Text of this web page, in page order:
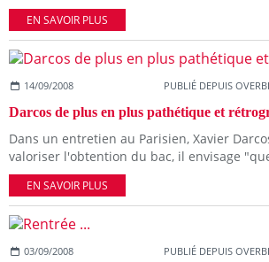
EN SAVOIR PLUS
14/09/2008 PUBLIÉ DEPUIS
Darcos de plus en plus pathétique et
Dans un entretien au Parisien, Xavier
valoriser l'obtention du bac, il envisage
EN SAVOIR PLUS
03/09/2008 PUBLIÉ DEPUIS